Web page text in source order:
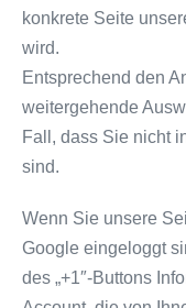
konkrete Seite
wird.
Entsprechend den
weitergehende
Fall, dass Sie nicht
sind.
Wenn Sie unsere
Google eingeloggt
des „+1″-Buttons